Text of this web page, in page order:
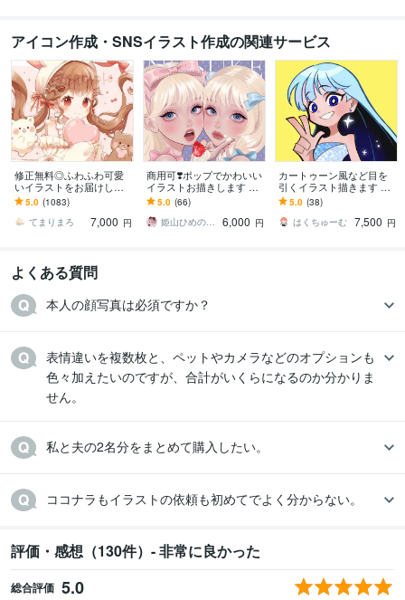
アイコン作成・SNSイラスト作成の関連サービス
修正無料◎ふわふわ可愛
いイラストをお届けしま
す X、YouTube、グッズな
ど様々な用途で使用可能
です◎
5.0 (1083)
てまりまろ
7,000 円
商用可❣️ポップでかわいい
イラストお描きします 配
信背景／アイコン／ヘッ
ダー／一枚絵／グッズ／
プレゼントにも
5.0 (66)
姫山ひめのすけ
6,000 円
カートゥーン風など目を
引くイラスト描きます SN
Sアイコンや記念イラス
ト、立ち絵、キャラデザ
におすすめ！
5.0 (38)
はくちゅーむ 7,500 円
よくある質問
本人の顔写真は必須ですか？
表情違いを複数枚と、ペットやカメラなどのオプションも
色々加えたいのですが、合計がいくらになるのか分かりま
せん。
私と夫の2名分をまとめて購入したい。
ココナラもイラストの依頼も初めてでよく分からない。
評価・感想（130件）- 非常に良かった
総合評価 5.0